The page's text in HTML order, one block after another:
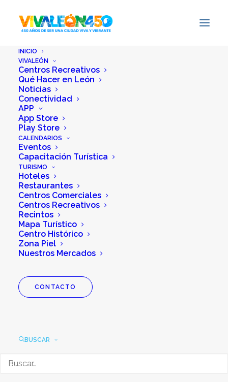
INICIO
VIVALEÓN
Centros Recreativos
Qué Hacer en León
Noticias
Conectividad
APP
App Store
Play Store
CALENDARIOS
Eventos
Capacitación Turística
TURISMO
Hoteles
Restaurantes
Centros Comerciales
Centros Recreativos
Recintos
Mapa Turístico
Centro Histórico
Zona Piel
Nuestros Mercados
CONTACTO
BUSCAR
Inicio EDGAR'S SEAFOOD